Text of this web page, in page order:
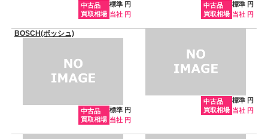
中古品
買取相場
標準 円
当社 円
中古品
買取相場
標準 円
当社 円
BOSCH(ボッシュ)
中古品
買取相場
標準 円
当社 円
中古品
買取相場
標準 円
当社 円